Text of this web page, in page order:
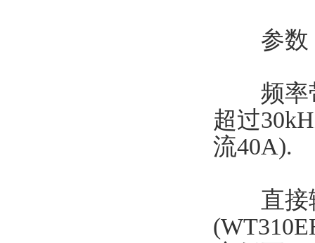
参数
频率带
超过
流40A).
直接输